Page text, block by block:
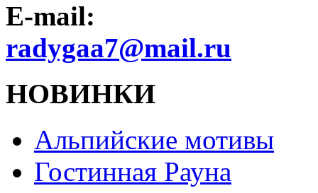
E-mail:
radygaa7@mail.ru
НОВИНКИ
Альпийские мотивы
Гостинная Рауна